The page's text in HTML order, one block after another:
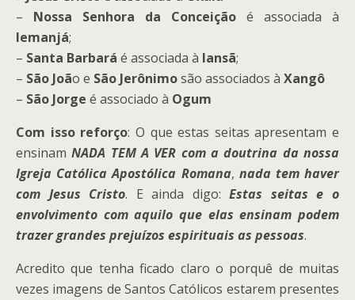
– Nossa Senhora da Conceição é associada à
Iemanjá;
– Santa Barbará é associada à Iansã;
– São João e São Jerônimosão associados à Xangô
– São Jorge é associado à Ogum
Com isso reforço: O que estas seitas apresentam e
ensinamNADA TEM A VER com a doutrina da nossa
Igreja Católica Apostólica Romana, nada tem haver
com Jesus Cristo. E ainda digo:Estas seitas e o
envolvimento com aquilo que elas ensinam podem
trazer grandes prejuízos espirituais as pessoas.
Acredito que tenha ficado claro o porquê de muitas
vezes imagens de Santos Católicos estarem presentes